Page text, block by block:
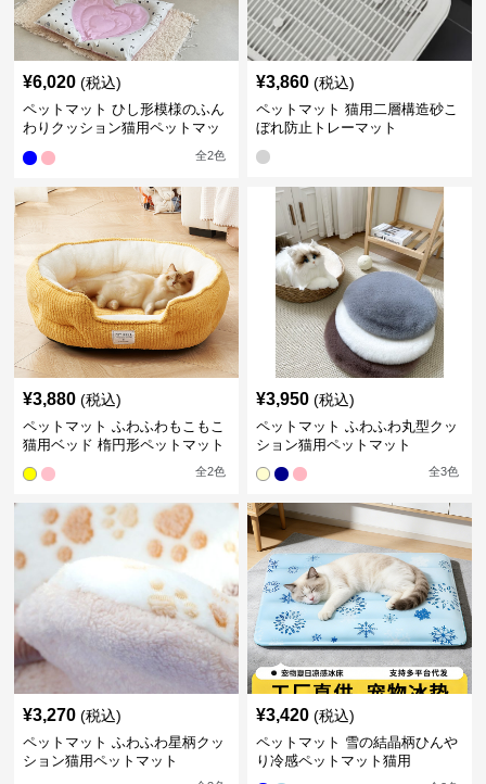
¥6,020 (税込)
ペットマット ひし形模様のふん
わりクッション猫用ペットマッ
全2色
¥3,860 (税込)
ペットマット 猫用二層構造砂こ
ぼれ防止トレーマット
¥3,880 (税込)
ペットマット ふわふわもこもこ
猫用ベッド 楕円形ペットマット
全2色
¥3,950 (税込)
ペットマット ふわふわ丸型クッ
ション猫用ペットマット
全3色
¥3,270 (税込)
ペットマット ふわふわ星柄クッ
ション猫用ペットマット
¥3,420 (税込)
ペットマット 雪の結晶柄ひんや
り冷感ペットマット猫用